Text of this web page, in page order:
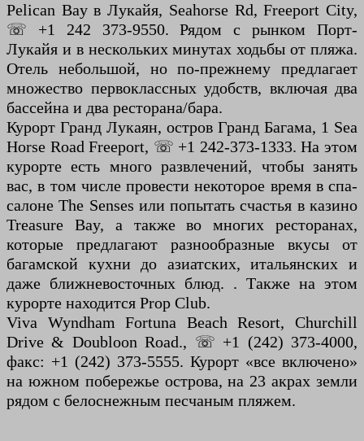
Pelican Bay в Лукайя, Seahorse Rd, Freeport City,
☏ +1 242 373-9550. Рядом с рынком Порт-
Лукайя и в нескольких минутах ходьбы от пляжа.
Отель небольшой, но по-прежнему предлагает
множество первоклассных удобств, включая два
бассейна и два ресторана/бара.
Курорт Гранд Лукаян, остров Гранд Багама, 1 Sea
Horse Road Freeport, ☏ +1 242-373-1333. На этом
курорте есть много развлечений, чтобы занять
вас, в том числе провести некоторое время в спа-
салоне The Senses или попытать счастья в казино
Treasure Bay, а также во многих ресторанах,
которые предлагают разнообразные вкусы от
багамской кухни до азиатских, итальянских и
даже ближневосточных блюд. . Также на этом
курорте находится Prop Club.
Viva Wyndham Fortuna Beach Resort, Churchill
Drive & Doubloon Road., ☏ +1 (242) 373-4000,
факс: +1 (242) 373-5555. Курорт «все включено»
на южном побережье острова, на 23 акрах земли
рядом с белоснежным песчаным пляжем.